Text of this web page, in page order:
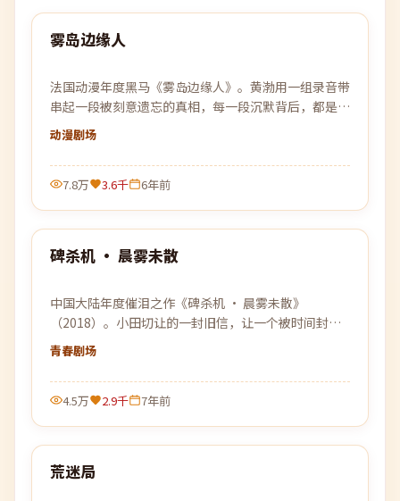
最新
雾岛边缘人
法国动漫年度黑马《雾岛边缘人》。黄渤用一组录音带
串起一段被刻意遗忘的真相，每一段沉默背后，都是一
次惊雷般的回响。
动漫剧场
7.8万 3.6千 6年前
最新
碑杀机 · 晨雾未散
中国大陆年度催泪之作《碑杀机 · 晨雾未散》
（2018）。小田切让的一封旧信，让一个被时间封存
的故事重见天日，关于离别、守候与原谅。
青春剧场
4.5万 2.9千 7年前
最新
荒迷局